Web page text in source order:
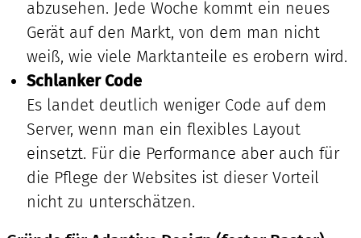
abzusehen. Jede Woche kommt ein neues
Gerät auf den Markt, von dem man nicht
weiß, wie viele Marktanteile es erobern wird.
Schlanker Code
Es landet deutlich weniger Code auf dem
Server, wenn man ein flexibles Layout
einsetzt. Für die Performance aber auch für
die Pflege der Websites ist dieser Vorteil
nicht zu unterschätzen.